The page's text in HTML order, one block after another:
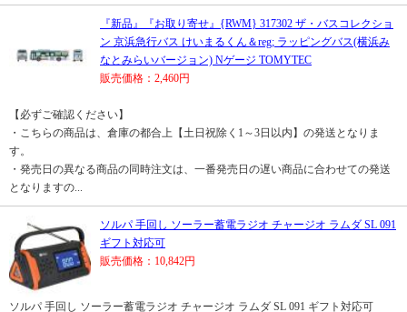
『新品』『お取り寄せ』{RWM} 317302 ザ・バスコレクショ
ン 京浜急行バス けいまるくん＆reg; ラッピングバス(横浜み
なとみらいバージョン) Nゲージ TOMYTEC
販売価格：2,460円
【必ずご確認ください】
・こちらの商品は、倉庫の都合上【土日祝除く1～3日以内】の発送となりま
す。
・発売日の異なる商品の同時注文は、一番発売日の遅い商品に合わせての発送
となりますの...
ソルパ 手回し ソーラー蓄電ラジオ チャージオ ラムダ SL 091
ギフト対応可
販売価格：10,842円
ソルパ 手回し ソーラー蓄電ラジオ チャージオ ラムダ SL 091 ギフト対応可